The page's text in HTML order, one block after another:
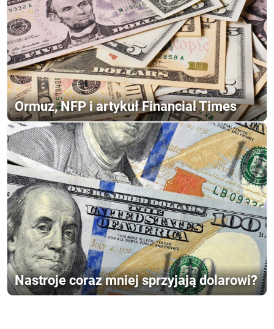
Ormuz, NFP i artykuł Financial Times
Nastroje coraz mniej sprzyjają dolarowi?